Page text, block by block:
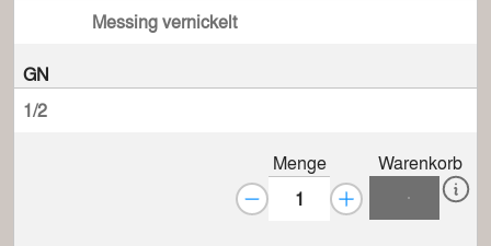
Messing vernickelt
GN
1/2
Menge Warenkorb